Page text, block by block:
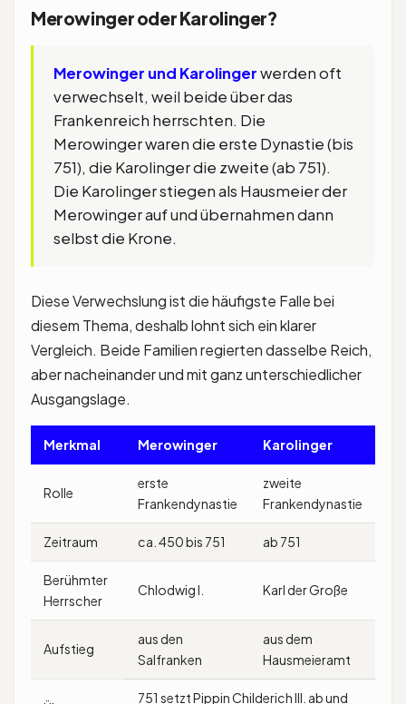
Merowinger oder Karolinger?
Merowinger und Karolingerwerden oft
verwechselt, weil beide über das
Frankenreich herrschten. Die
Merowinger waren die erste Dynastie (bis
751), die Karolinger die zweite (ab 751).
Die Karolinger stiegen als Hausmeier der
Merowinger auf und übernahmen dann
selbst die Krone.
Diese Verwechslung ist die häufigste Falle bei
diesem Thema, deshalb lohnt sich ein klarer
Vergleich. Beide Familien regierten dasselbe Reich,
aber nacheinander und mit ganz unterschiedlicher
Ausgangslage.
Merkmal Merowinger Karolinger
Rolle
erste
Frankendynastie
zweite
Frankendynastie
Zeitraum ca. 450 bis 751 ab 751
Berühmter
Herrscher
Chlodwig I. Karl der Große
Aufstieg
aus den
Salfranken
aus dem
Hausmeieramt
751 setzt Pippin Childerich III. ab und